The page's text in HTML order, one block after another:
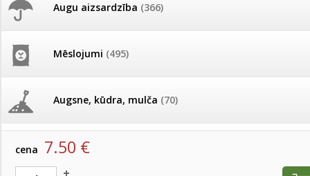
Augu aizsardzība (366)
Mēslojumi (495)
Augsne, kūdra, mulča (70)
Podi un kasetes
Pašlasīšanas vietu katalogs
26.05. Vebinārs - Kā ierobežot
gliemežus piemājas dārzā un
Darba laiks Līgo svētkos
Ūdens piemērotības noteikšana
frēze + mulčieris +
AKCIJAS komplekts -
Samtenes
Produkti »Sēklas, sīpoli, ķiploki, sīpolpuķes, kartupeļi
Samtenes
Samtenes Bonanza Bolero 500 s(MS)
artikuls:
cena 7.50 €